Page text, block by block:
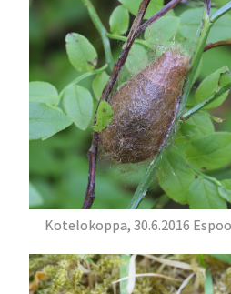
Kotelokoppa, 30.6.2016